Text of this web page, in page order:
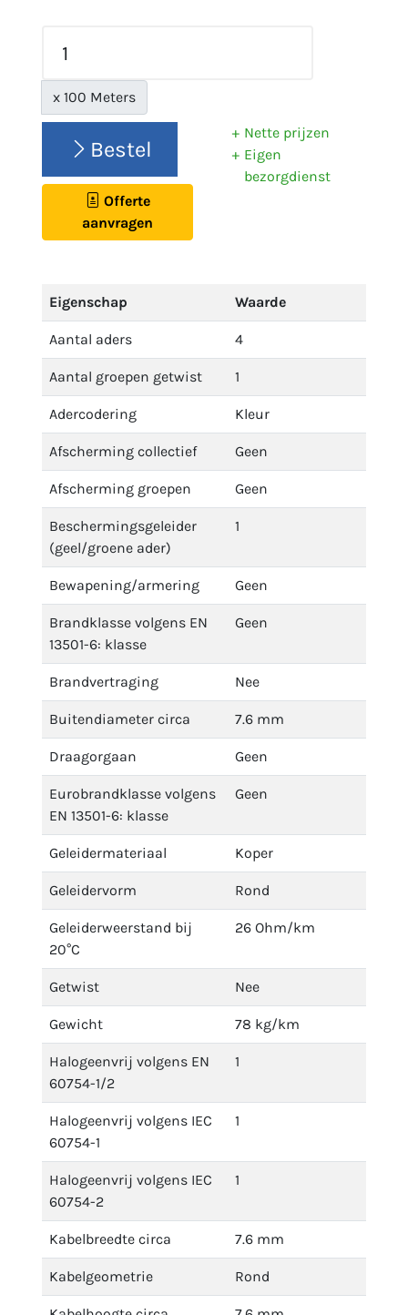
x 100 Meters
Bestel
Offerte
aanvragen
Nette prijzen
Eigen
bezorgdienst
Eigenschap Waarde
Aantal aders 4
Aantal groepen getwist 1
Adercodering Kleur
Afscherming collectief Geen
Afscherming groepen Geen
Beschermingsgeleider
(geel/groene ader)
1
Bewapening/armering Geen
Brandklasse volgens EN
13501-6: klasse
Geen
Brandvertraging Nee
Buitendiameter circa 7.6 mm
Draagorgaan Geen
Eurobrandklasse volgens
EN 13501-6: klasse
Geen
Geleidermateriaal Koper
Geleidervorm Rond
Geleiderweerstand bij
20°C
26 Ohm/km
Getwist Nee
Gewicht 78 kg/km
Halogeenvrij volgens EN
60754-1/2
1
Halogeenvrij volgens IEC
60754-1
1
Halogeenvrij volgens IEC
60754-2
1
Kabelbreedte circa 7.6 mm
Kabelgeometrie Rond